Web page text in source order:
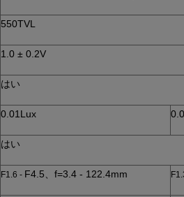
550TVL
1.0 ± 0.2V
はい
0.01Lux
はい
F1.6 - F4.5、f=3.4 - 122.4mm